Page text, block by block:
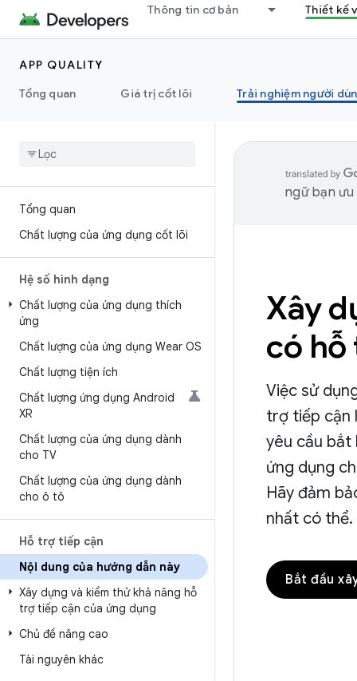
Thông tin cơ bản Thiết kế
APP QUALITY
Tổng quan
Giá trị cốt lõi Trải nghiệm người
Tổng quan
Chất lượng của ứng dụng cốt lõi
Hệ số hình dạng
Chất lượng của ứng dụng thích
ứng
Chất lượng của ứng dụng Wear OS
Chất lượng tiện ích
Chất lượng ứng dụng Android
XR
Chất lượng của ứng dụng dành
cho TV
Chất lượng của ứng dụng dành
cho ô tô
Hỗ trợ tiếp cận
Nội dung của hướng dẫn này
Xây dựng và kiểm thử khả năng hỗ
trợ tiếp cận của ứng dụng
Chủ đề nâng cao
Tài nguyên khác
ngữ bạn
Xây
có
Việc sử
trợ tiếp cận
yêu cầu bắt
ứng dụng
Hãy đảm
nhất có thể.
Bắt đầu